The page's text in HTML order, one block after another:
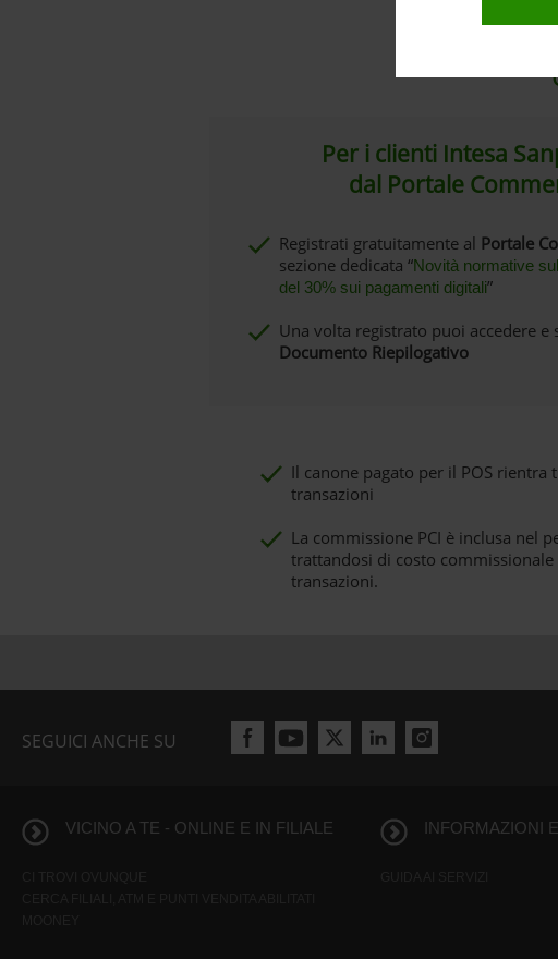
Per
Per i clienti Intesa
dal Portale
Registrati gratuitamente al Portale
sezione dedicata “Novità normative
del 30% sui pagamenti digitali”
Una volta registrato puoi accedere e
Documento Riepilogativo
Il canone pagato per il POS
transazioni
La commissione PCI è inclusa nel
trattandosi di costo
transazioni.
SEGUICI ANCHE SU
VICINO A TE - ONLINE E IN FILIALE INFORMAZIONI